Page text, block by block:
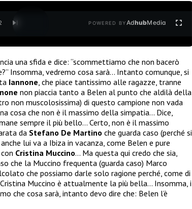
POWERED BYAdhubMedia
una sfida e dice: “scommettiamo che non bacerò
Insomma, vedremo cosa sarà… Intanto comunque, si
Iannone , che piace tantissimo alle ragazze, tranne
non piaccia tanto a Belen al punto che aldilà della
non muscolosissima) di questo campione non vada
che non è il massimo della simpatia… Dice,
sempre il più bello… Certo, non è il massimo
da Stefano De Martino che guarda caso (perché si
lui va a Ibiza in vacanza, come Belen e pure
Cristina Muccino… Ma questa qui credo che sia,
che la Muccino frequenta (guarda caso) Marco
che possiamo darle solo ragione perché, come di
Muccino è attualmente la più bella… Insomma, i
che cosa sarà, intanto devo dire che: Belen l’è